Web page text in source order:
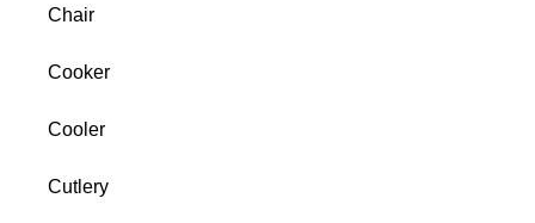
Chair
Cooker
Cooler
Cutlery